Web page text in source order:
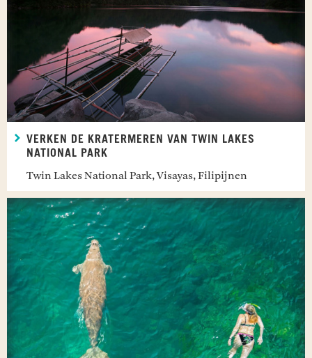
VERKEN DE KRATERMEREN VAN TWIN LAKES
NATIONAL PARK
Twin Lakes National Park, Visayas, Filipijnen